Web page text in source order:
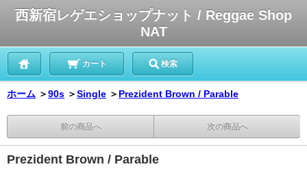
西新宿レゲエショップナット / Reggae Shop
NAT
カート 検索
ホーム ＞90s ＞Single ＞ Prezident Brown / Parable
前の商品へ 次の商品へ
Prezident Brown / Parable